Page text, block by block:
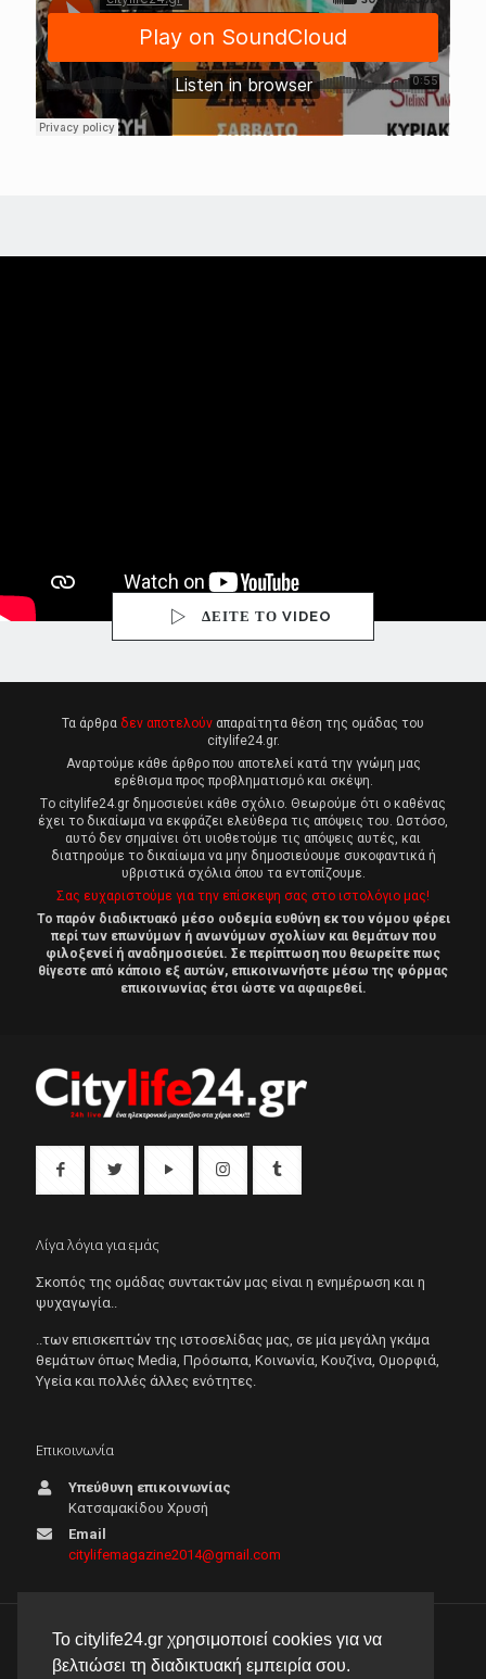
Το citylife24.gr χρησιμοποιεί cookies για να
βελτιώσει τη διαδικτυακή εμπειρία σου.
ΔΕΙΤΕ ΤΟ VIDEO
Τα άρθρα δεν αποτελούν απαραίτητα θέση της ομάδας του
citylife24.gr.
Αναρτούμε κάθε άρθρο που αποτελεί κατά την γνώμη μας
ερέθισμα προς προβληματισμό και σκέψη.
Tο citylife24.gr δημοσιεύει κάθε σχόλιο. Θεωρούμε ότι ο καθένας
έχει το δικαίωμα να εκφράζει ελεύθερα τις απόψεις του. Ωστόσο,
αυτό δεν σημαίνει ότι υιοθετούμε τις απόψεις αυτές, και
διατηρούμε το δικαίωμα να μην δημοσιεύουμε συκοφαντικά ή
υβριστικά σχόλια όπου τα εντοπίζουμε.
Σας ευχαριστούμε για την επίσκεψη σας στο ιστολόγιο μας!
Το παρόν διαδικτυακό μέσο ουδεμία ευθύνη εκ του νόμου φέρει
περί των επωνύμων ή ανωνύμων σχολίων και θεμάτων που
φιλοξενεί ή αναδημοσιεύει. Σε περίπτωση που θεωρείτε πως
θίγεστε από κάποιο εξ αυτών, επικοινωνήστε μέσω της φόρμας
επικοινωνίας έτσι ώστε να αφαιρεθεί.
Λίγα λόγια για εμάς
Σκοπός της ομάδας συντακτών μας είναι η ενημέρωση και η
ψυχαγωγία..
..των επισκεπτών της ιστοσελίδας μας, σε μία μεγάλη γκάμα
θεμάτων όπως Μedia, Πρόσωπα, Κοινωνία, Κουζίνα, Ομορφιά,
Υγεία και πολλές άλλες ενότητες.
Επικοινωνία
Υπεύθυνη επικοινωνίας
Κατσαμακίδου Χρυσή
Email
citylifemagazine2014@gmail.com
© 2026 City Life 24 | Με την επιφύλαξη κάθε νόμιμου